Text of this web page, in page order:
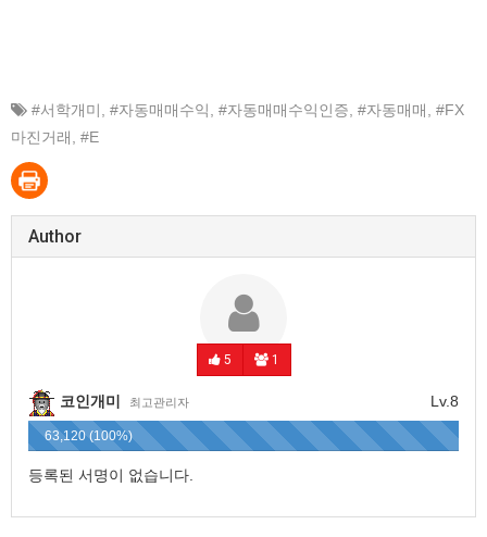
#서학개미, #자동매매수익, #자동매매수익인증, #자동매매, #FX
마진거래, #E
Author
5 1
Lv.8
코인개미 최고관리자
63,120 (100%)
등록된 서명이 없습니다.